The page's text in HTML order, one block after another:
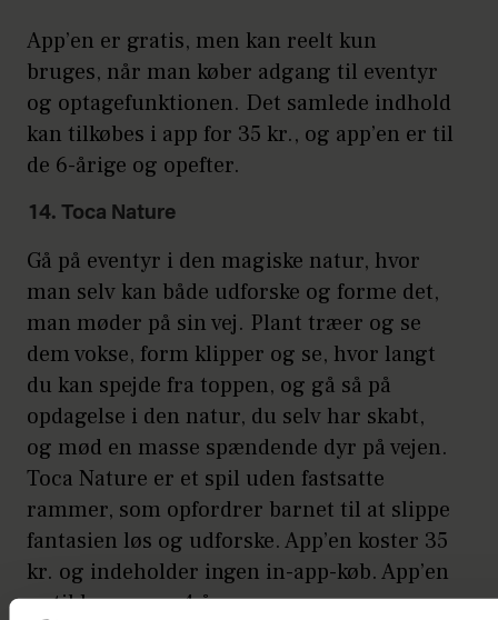
App’en er gratis, men kan reelt kun
bruges, når man køber adgang til eventyr
og optagefunktionen. Det samlede indhold
kan tilkøbes i app for 35 kr., og app’en er til
de 6-årige og opefter.
14. Toca Nature
Gå på eventyr i den magiske natur, hvor
man selv kan både udforske og forme det,
man møder på sin vej. Plant træer og se
dem vokse, form klipper og se, hvor langt
du kan spejde fra toppen, og gå så på
opdagelse i den natur, du selv har skabt,
og mød en masse spændende dyr på vejen.
Toca Nature er et spil uden fastsatte
rammer, som opfordrer barnet til at slippe
fantasien løs og udforske. App’en koster 35
kr. og indeholder ingen in-app-køb. App’en
er til børn over 4 år.